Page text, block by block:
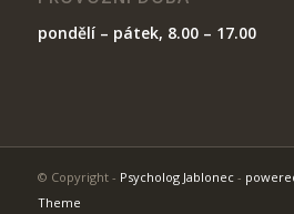
pondělí – pátek, 8.00 – 17.00
© Copyright - Psycholog Jablonec-
Theme